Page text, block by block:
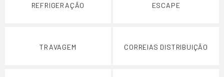
REFRIGERAÇÃO ESCAPE
TRAVAGEM CORREIAS DISTRIBUIÇÃO